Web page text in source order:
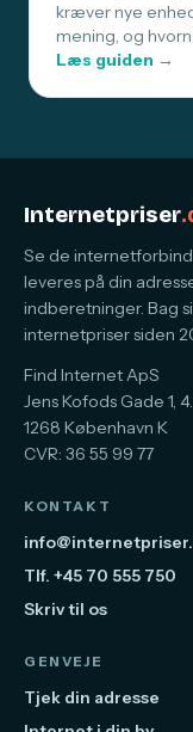
kræver nye
mening, og
Læs guiden →
Internetpriser
Se de
leveres på din
indberetninger. Bag
internetpriser siden
Find Internet ApS
Jens Kofods Gade 1,
1268 København K
CVR: 36 55 99 77
KONTAKT
Tlf. +45 70 555 750
Skriv til os
GENVEJE
Tjek din adresse